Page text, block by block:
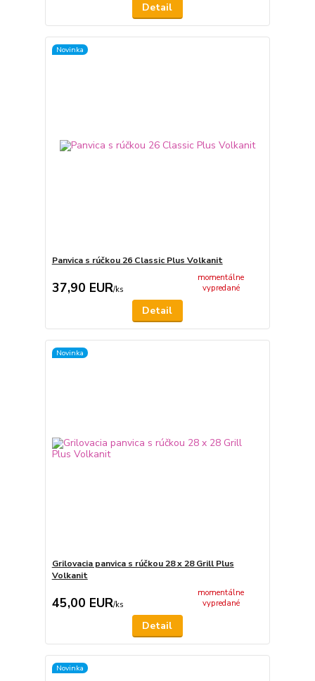
Detail
Novinka
Panvica s rúčkou 26 Classic Plus Volkanit
37,90 EUR/ks
momentálne
vypredané
Detail
Novinka
Grilovacia panvica s rúčkou 28 x 28 Grill Plus
Volkanit
45,00 EUR/ks
momentálne
vypredané
Detail
Novinka